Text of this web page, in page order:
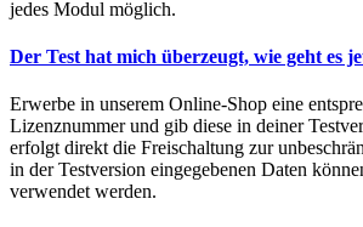
jedes Modul möglich.
Der Test hat mich überzeugt, wie geht es
Erwerbe in unserem Online-Shop eine
Lizenznummer und gib diese in deiner
erfolgt direkt die Freischaltung zur
in der Testversion eingegebenen Daten
verwendet werden.